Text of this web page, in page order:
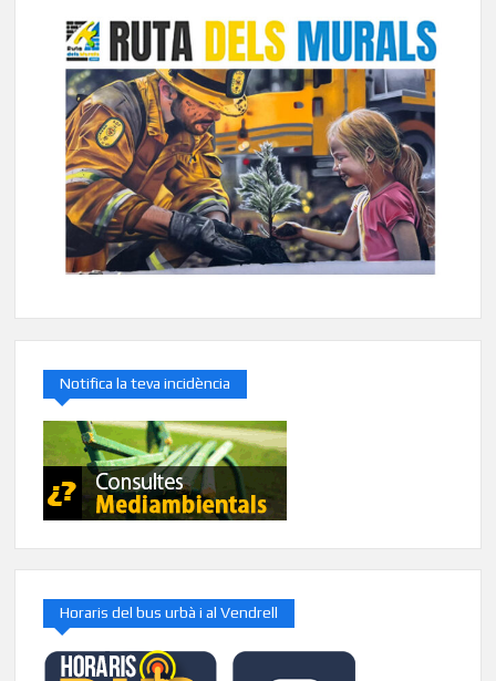
Notifica la teva incidència
Horaris del bus urbà i al Vendrell